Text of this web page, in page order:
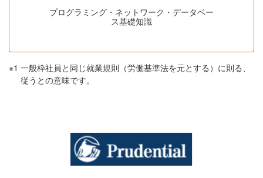
プログラミング・ネットワーク・データベー
ス基礎知識
※1 一般枠社員と同じ就業規則（労働基準法を元とする）に則る、
従うとの意味です。